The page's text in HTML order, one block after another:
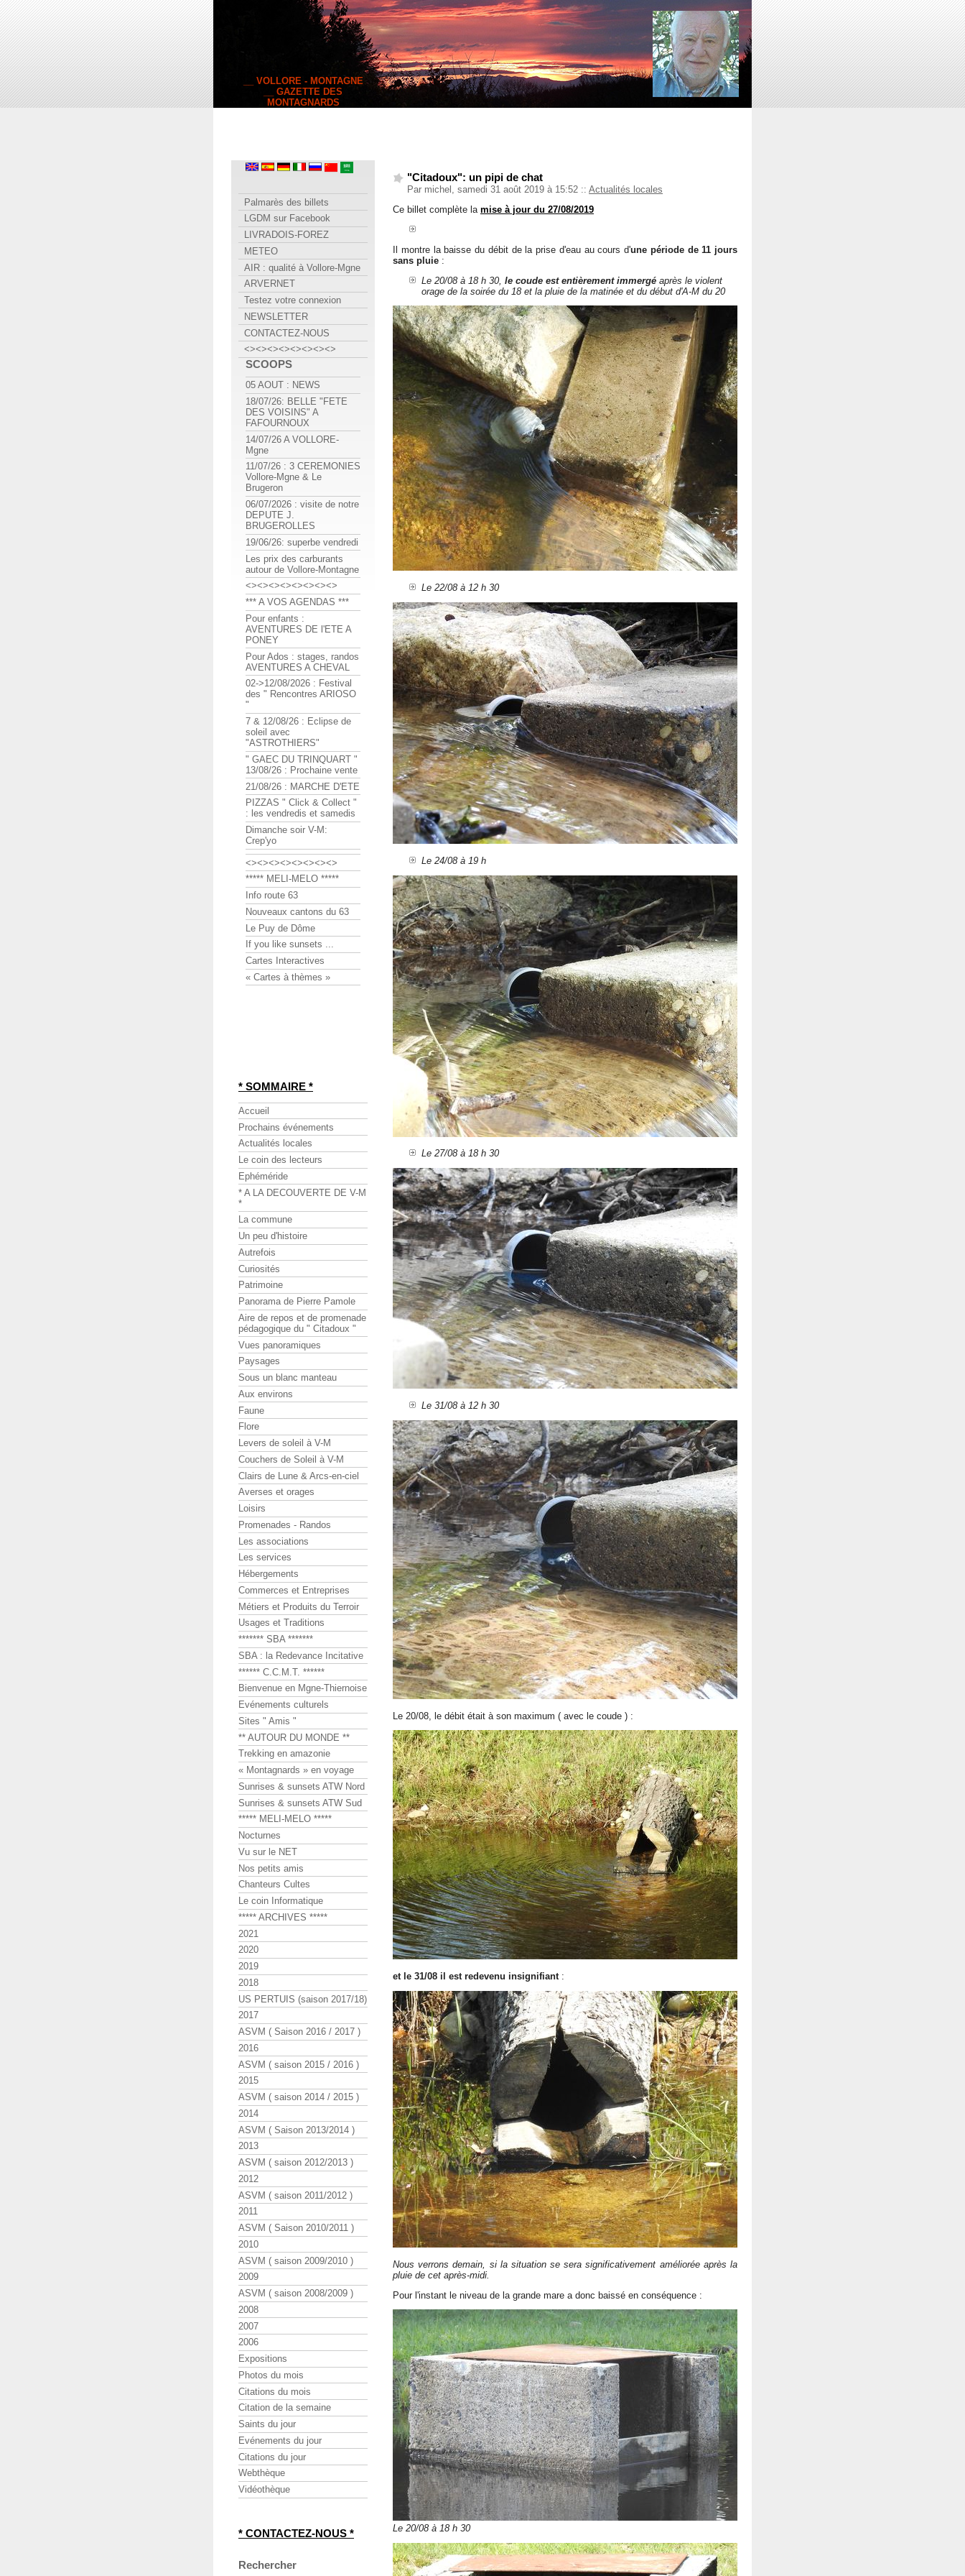
__ VOLLORE - MONTAGNE
__ GAZETTE DES
MONTAGNARDS
"Citadoux": un pipi de chat
Par michel, samedi 31 août 2019 à 15:52 :: Actualités locales
Ce billet complète la mise à jour du 27/08/2019
Il montre la baisse du débit de la prise d'eau au cours d'une période de 11 jours
sans pluie :
Le 20/08 à 18 h 30, le coude est entièrement immergé après le violent
orage de la soirée du 18 et la pluie de la matinée et du début d'A-M du 20
Le 22/08 à 12 h 30
Le 24/08 à 19 h
Le 27/08 à 18 h 30
Le 31/08 à 12 h 30
Le 20/08, le débit était à son maximum ( avec le coude ) :
et le 31/08 il est redevenu insignifiant:
Nous verrons demain, si la situation se sera significativement améliorée après la
pluie de cet après-midi.
Pour l'instant le niveau de la grande mare a donc baissé en conséquence :
Le 20/08 à 18 h 30
Palmarès des billets
LGDM sur Facebook
LIVRADOIS-FOREZ
METEO
AIR : qualité à Vollore-Mgne
ARVERNET
Testez votre connexion
NEWSLETTER
CONTACTEZ-NOUS
<><><><><><><><>
SCOOPS
05 AOUT : NEWS
18/07/26: BELLE "FETE
DES VOISINS" A
FAFOURNOUX
14/07/26 A VOLLORE-
Mgne
11/07/26 : 3 CEREMONIES
Vollore-Mgne & Le
Brugeron
06/07/2026 : visite de notre
DEPUTE J.
BRUGEROLLES
19/06/26: superbe vendredi
Les prix des carburants
autour de Vollore-Montagne
<><><><><><><><>
*** A VOS AGENDAS ***
Pour enfants :
AVENTURES DE l'ETE A
PONEY
Pour Ados : stages, randos
AVENTURES A CHEVAL
02->12/08/2026 : Festival
des " Rencontres ARIOSO
"
7 & 12/08/26 : Eclipse de
soleil avec
"ASTROTHIERS"
" GAEC DU TRINQUART "
13/08/26 : Prochaine vente
21/08/26 : MARCHE D'ETE
PIZZAS " Click & Collect "
: les vendredis et samedis
Dimanche soir V-M:
Crep'yo
<><><><><><><><>
***** MELI-MELO *****
Info route 63
Nouveaux cantons du 63
Le Puy de Dôme
If you like sunsets ...
Cartes Interactives
« Cartes à thèmes »
* SOMMAIRE *
Accueil
Prochains événements
Actualités locales
Le coin des lecteurs
Ephéméride
* A LA DECOUVERTE DE V-M
*
La commune
Un peu d'histoire
Autrefois
Curiosités
Patrimoine
Panorama de Pierre Pamole
Aire de repos et de promenade
pédagogique du " Citadoux "
Vues panoramiques
Paysages
Sous un blanc manteau
Aux environs
Faune
Flore
Levers de soleil à V-M
Couchers de Soleil à V-M
Clairs de Lune & Arcs-en-ciel
Averses et orages
Loisirs
Promenades - Randos
Les associations
Les services
Hébergements
Commerces et Entreprises
Métiers et Produits du Terroir
Usages et Traditions
******* SBA *******
SBA : la Redevance Incitative
****** C.C.M.T. ******
Bienvenue en Mgne-Thiernoise
Evénements culturels
Sites " Amis "
** AUTOUR DU MONDE **
Trekking en amazonie
« Montagnards » en voyage
Sunrises & sunsets ATW Nord
Sunrises & sunsets ATW Sud
***** MELI-MELO *****
Nocturnes
Vu sur le NET
Nos petits amis
Chanteurs Cultes
Le coin Informatique
***** ARCHIVES *****
2021
2020
2019
2018
US PERTUIS (saison 2017/18)
2017
ASVM ( Saison 2016 / 2017 )
2016
ASVM ( saison 2015 / 2016 )
2015
ASVM ( saison 2014 / 2015 )
2014
ASVM ( Saison 2013/2014 )
2013
ASVM ( saison 2012/2013 )
2012
ASVM ( saison 2011/2012 )
2011
ASVM ( Saison 2010/2011 )
2010
ASVM ( saison 2009/2010 )
2009
ASVM ( saison 2008/2009 )
2008
2007
2006
Expositions
Photos du mois
Citations du mois
Citation de la semaine
Saints du jour
Evénements du jour
Citations du jour
Webthèque
Vidéothèque
* CONTACTEZ-NOUS *
Rechercher